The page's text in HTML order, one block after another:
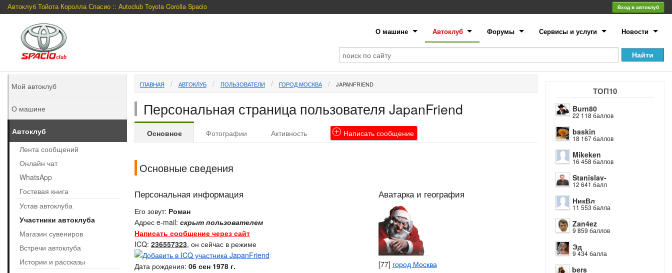
Автоклуб Тойота Королла Спасио :: Autoclub Toyota Corolla Spacio Вход в автоклуб
О машине Автоклуб Форумы Сервисы и услуги Новости
ТОП10
Burn80
22 118 баллов
baskin
18 167 баллов
Mikeken
16 458 баллов
Stanislav-
12 641 балл
НикВл
11 553 балла
Zan4ez
9 859 баллов
Эд
9 434 балла
bers
ГЛАВНАЯ АВТОКЛУБ ПОЛЬЗОВАТЕЛИ ГОРОД МОСКВА JAPANFRIEND
Персональная страница пользователя JapanFriend
Основное Фотографии Активность Написатьсообщение
Основные сведения
Персональная информация
Его зовут: Роман
Адрес e-mail: скрыт пользователем
Написать сообщение через сайт
ICQ: 236557323, он сейчас в режиме
Дата рождения: 06 сен 1978 г.
Аватарка и география
[77] город Москва
Мой автоклуб
О машине
Автоклуб
Лента сообщений
Онлайн чат
WhatsApp
Гостевая книга
Устав автоклуба
Участники автоклуба
Магазин сувениров
Встречи автоклуба
Истории и рассказы